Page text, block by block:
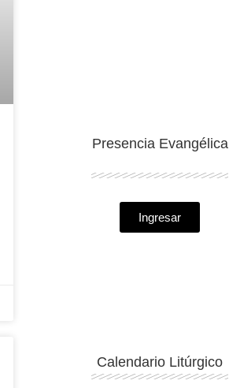
Presencia Evangélica
Ingresar
Calendario Litúrgico